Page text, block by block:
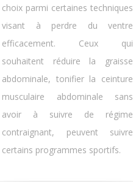
choix parmi certaines techniques
visant à perdre du ventre
efficacement. Ceux qui
souhaitent réduire la graisse
abdominale, tonifier la ceinture
musculaire abdominale sans
avoir à suivre de régime
contraignant, peuvent suivre
certains programmes sportifs.